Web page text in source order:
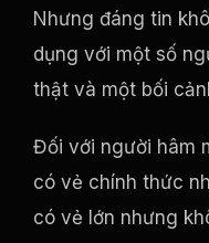
Nhưng đáng tin
dụng với một số
thật và một bối
Đối với người hâm
có vẻ chính thức
có vẻ lớn nhưng